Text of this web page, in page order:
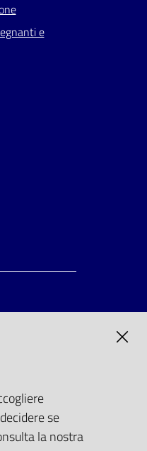
e
se
la nostra